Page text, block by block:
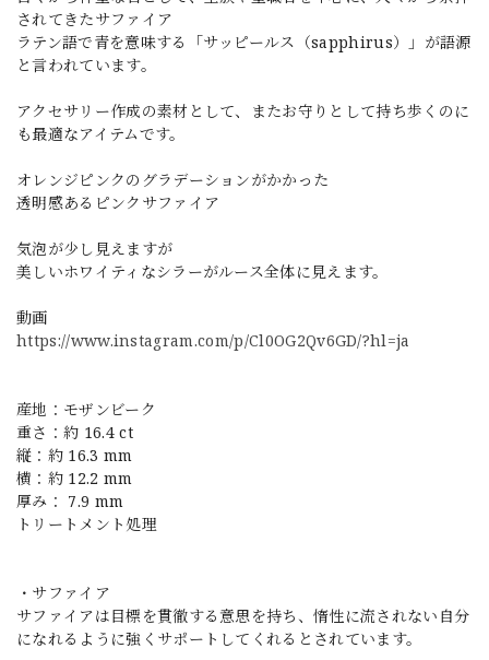
されてきたサファイア
ラテン語で青を意味する「サッピールス（sapphirus）」が語源
と言われています。
アクセサリー作成の素材として、またお守りとして持ち歩くのに
も最適なアイテムです。
オレンジピンクのグラデーションがかかった
透明感あるピンクサファイア
気泡が少し見えますが
美しいホワイティなシラーがルース全体に見えます。
動画
https://www.instagram.com/p/Cl0OG2Qv6GD/?hl=ja
産地：モザンビーク
重さ：約 16.4 ct
縦：約 16.3 mm
横：約 12.2 mm
厚み： 7.9 mm
トリートメント処理
・サファイア
サファイアは目標を貫徹する意思を持ち、惰性に流されない自分
になれるように強くサポートしてくれるとされています。